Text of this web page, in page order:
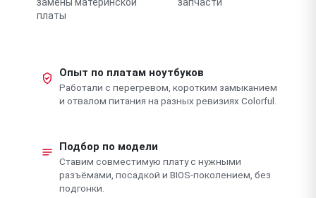
платы
Опыт по платам ноутбуков
Работали с перегревом, коротким замыканием
и отвалом питания на разных ревизиях Colorful.
Подбор по модели
Ставим совместимую плату с нужными
разъёмами, посадкой и BIOS-поколением, без
подгонки.